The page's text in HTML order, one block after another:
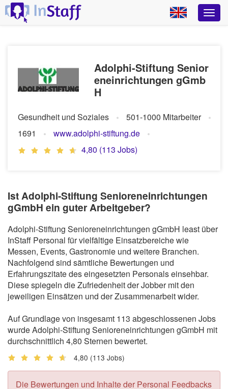
Adolphi-Stiftung Senior
eneinrichtungen gGmb
H
Gesundheit und Soziales
501-1000 Mitarbeiter
1691
www.adolphi-stiftung.de
4,80 (113 Jobs)
Ist Adolphi-Stiftung Senioreneinrichtungen
gGmbH ein guter Arbeitgeber?
Adolphi-Stiftung Senioreneinrichtungen gGmbH least über
InStaff Personal für vielfältige Einsatzbereiche wie
Messen, Events, Gastronomie und weitere Branchen.
Nachfolgend sind sämtliche Bewertungen und
Erfahrungszitate des eingesetzten Personals einsehbar.
Diese spiegeln die Zufriedenheit der Jobber mit den
jeweiligen Einsätzen und der Zusammenarbeit wider.
Auf Grundlage von insgesamt 113 abgeschlossenen Jobs
wurde Adolphi-Stiftung Senioreneinrichtungen gGmbH mit
durchschnittlich 4,80 Sternen bewertet.
4,80 (113 Jobs)
Die Bewertungen und Inhalte der Personal Feedbacks